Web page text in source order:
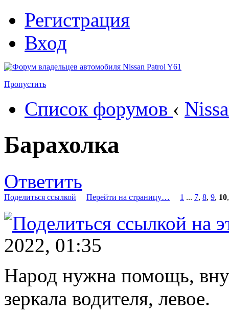
Регистрация
Вход
Пропустить
Список форумов ‹
Барахолка
Ответить
Поделиться ссылкой Перейти на страницу… 1 ... 7, 8, 9, 10
2022, 01:35
Народ нужна помощь,
зеркала водителя, левое.